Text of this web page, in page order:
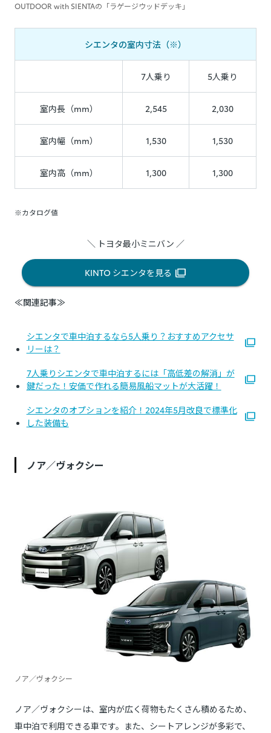
OUTDOOR with SIENTAの「ラゲージウッドデッキ」
シエンタの室内寸法（※）
7人乗り 5人乗り
室内長（mm） 2,545 2,030
室内幅（mm） 1,530 1,530
室内高（mm） 1,300 1,300
※カタログ値
＼ トヨタ最小ミニバン ／
KINTO シエンタを見る
≪関連記事≫
シエンタで車中泊するなら5人乗り？おすすめアクセサ
リーは？
7人乗りシエンタで車中泊するには「高低差の解消」が
鍵だった！安価で作れる簡易風船マットが大活躍！
シエンタのオプションを紹介！2024年5月改良で標準化
した装備も
ノア／ヴォクシー
ノア／ヴォクシー
ノア／ヴォクシーは、室内が広く荷物もたくさん積めるため、
車中泊で利用できる車です。また、シートアレンジが多彩で、